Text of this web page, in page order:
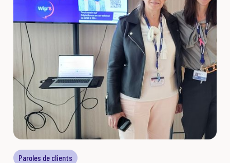
Paroles de clients